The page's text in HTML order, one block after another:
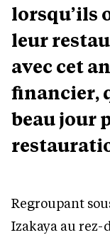
lorsqu’ils
leur
avec cet
financier,
beau jour
Regroupant
Izakaya au rez-